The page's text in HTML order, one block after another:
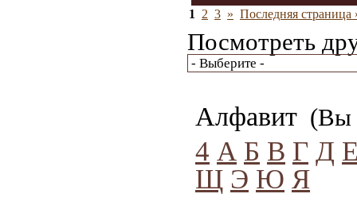
1 2 3 » Последняя страница
Посмотреть
Алфавит (Вы
4 А Б В Г Д
Щ Э Ю Я